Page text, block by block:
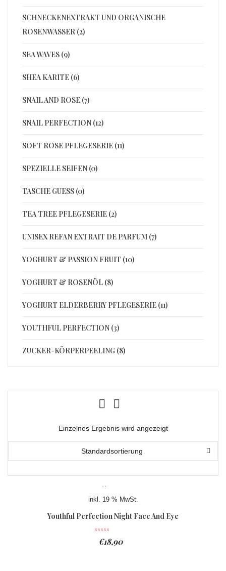
SCHNECKENEXTRAKT UND ORGANISCHE
ROSENWASSER (2)
SEA WAVES (9)
SHEA KARITE (6)
SNAIL AND ROSE (7)
SNAIL PERFECTION (12)
SOFT ROSE PFLEGESERIE (11)
SPEZIELLE SEIFEN (0)
TASCHE GUESS (0)
TEA TREE PFLEGESERIE (2)
UNISEX REFAN EXTRAIT DE PARFUM (7)
YOGHURT & PASSION FRUIT (10)
YOGHURT & ROSENÖL (8)
YOGHURT ELDERBERRY PFLEGESERIE (11)
YOUTHFUL PERFECTION (3)
ZUCKER-KÖRPERPEELING (8)
Einzelnes Ergebnis wird angezeigt
Standardsortierung
inkl. 19 % MwSt.
Youthful Perfection Night Face And Eye
Serum
€18,90